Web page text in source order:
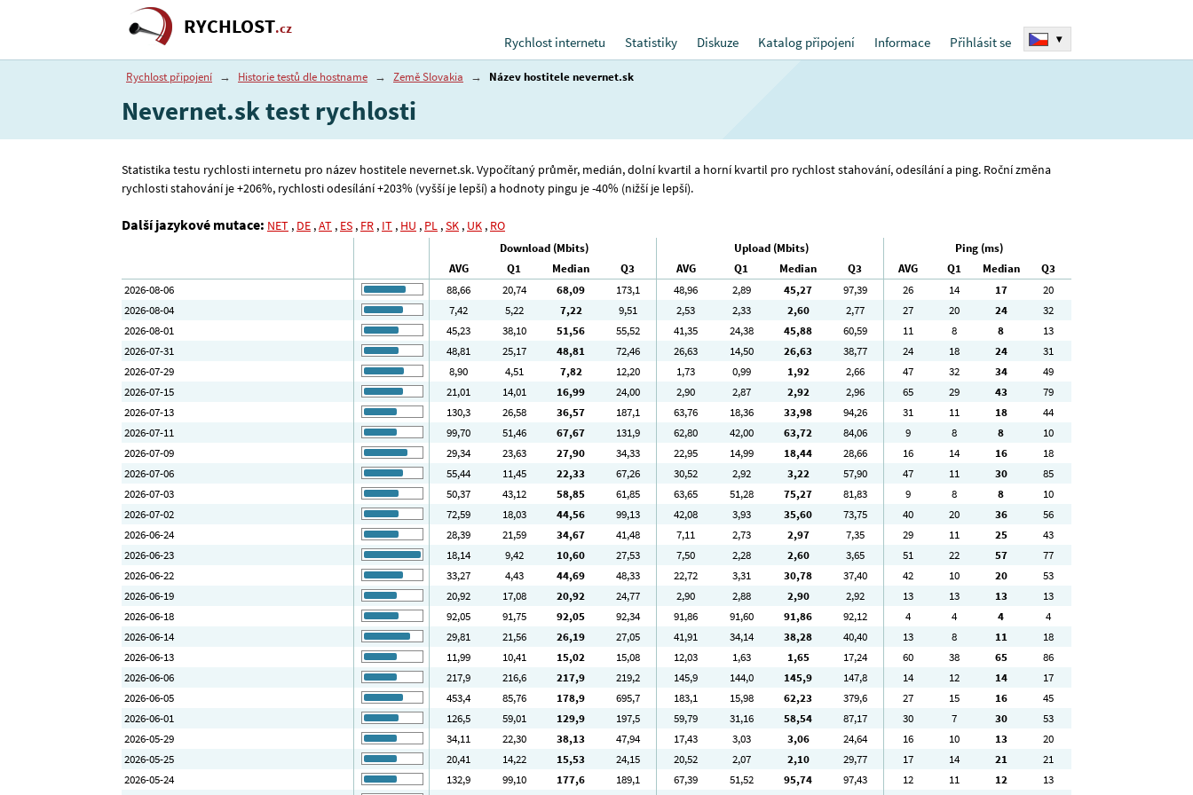
RYCHLOST.cz
Rychlost internetu
Statistiky Diskuze Katalog připojení Informace Přihlásit se ▾
Rychlost připojení → Historie testů dle hostname → Země Slovakia → Název hostitele nevernet.sk
Nevernet.sk test rychlosti
Statistika testu rychlosti internetu pro název hostitele nevernet.sk. Vypočítaný průměr, medián, dolní kvartil a horní kvartil pro rychlost stahování, odesílání a ping. Roční změna
rychlosti stahování je +206%, rychlosti odesílání +203% (vyšší je lepší) a hodnoty pingu je -40% (nižší je lepší).
Další jazykové mutace: NET , DE ,AT , ES , FR , IT , HU , PL ,SK , UK , RO
Download (Mbits) Upload (Mbits)
Ping (ms)
AVG
Q1 Median Q3 AVG Q1 Median Q3 AVG Q1 Median
Q3
2026-08-06
88,66 20,74 68,09 173,1 48,96 2,89 45,27 97,39 26 14 17
20
2026-08-04
7,42 5,22 7,22 9,51 2,53 2,33 2,60 2,77 27 20 24
32
2026-08-01
45,23 38,10 51,56 55,52 41,35 24,38 45,88 60,59 11 8 8
13
2026-07-31
48,81 25,17 48,81 72,46 26,63 14,50 26,63 38,77 24 18 24
31
2026-07-29
8,90 4,51 7,82 12,20 1,73 0,99 1,92 2,66 47 32 34
49
2026-07-15
21,01 14,01 16,99 24,00 2,90 2,87 2,92 2,96 65 29 43
79
2026-07-13
130,3 26,58 36,57 187,1 63,76 18,36 33,98 94,26 31 11 18
44
2026-07-11
99,70 51,46 67,67 131,9 62,80 42,00 63,72 84,06 9 8 8
10
2026-07-09
29,34 23,63 27,90 34,33 22,95 14,99 18,44 28,66 16 14 16
18
2026-07-06
55,44 11,45 22,33 67,26 30,52 2,92 3,22 57,90 47 11 30
85
2026-07-03
50,37 43,12 58,85 61,85 63,65 51,28 75,27 81,83 9 8 8
10
2026-07-02
72,59 18,03 44,56 99,13 42,08 3,93 35,60 73,75 40 20 36
56
2026-06-24
28,39 21,59 34,67 41,48 7,11 2,73 2,97 7,35 29 11 25
43
2026-06-23
18,14 9,42 10,60 27,53 7,50 2,28 2,60 3,65 51 22 57
77
2026-06-22
33,27 4,43 44,69 48,33 22,72 3,31 30,78 37,40 42 10 20
53
2026-06-19
20,92 17,08 20,92 24,77 2,90 2,88 2,90 2,92 13 13 13
13
2026-06-18
92,05 91,75 92,05 92,34 91,86 91,60 91,86 92,12 4 4 4
4
2026-06-14
29,81 21,56 26,19 27,05 41,91 34,14 38,28 40,40 13 8 11
18
2026-06-13
11,99 10,41 15,02 15,08 12,03 1,63 1,65 17,24 60 38 65
86
2026-06-06
217,9 216,6 217,9 219,2 145,9 144,0 145,9 147,8 14 12 14
17
2026-06-05
453,4 85,76 178,9 695,7 183,1 15,98 62,23 379,6 27 15 16
45
2026-06-01
126,5 59,01 129,9 197,5 59,79 31,16 58,54 87,17 30 7 30
53
2026-05-29
34,11 22,30 38,13 47,94 17,43 3,03 3,06 24,64 16 10 13
20
2026-05-25
20,41 14,22 15,53 24,15 20,52 2,07 2,10 29,77 17 14 21
21
2026-05-24
132,9 99,10 177,6 189,1 67,39 51,52 95,74 97,43 12 11 12
13